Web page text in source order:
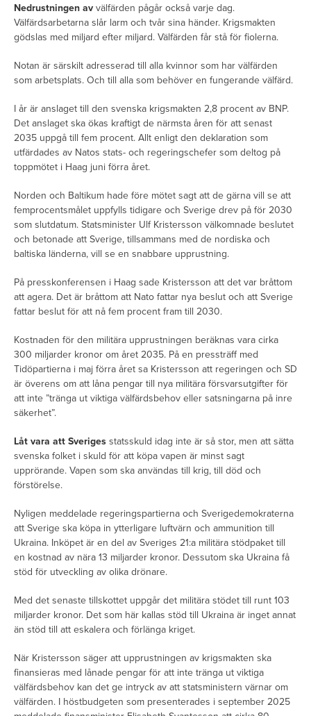
Nedrustningen av välfärden pågår också varje dag.
Välfärdsarbetarna slår larm och tvår sina händer. Krigsmakten
gödslas med miljard efter miljard. Välfärden får stå för fiolerna.
Notan är särskilt adresserad till alla kvinnor som har välfärden
som arbetsplats. Och till alla som behöver en fungerande välfärd.
I år är anslaget till den svenska krigsmakten 2,8 procent av BNP.
Det anslaget ska ökas kraftigt de närmsta åren för att senast
2035 uppgå till fem procent. Allt enligt den deklaration som
utfärdades av Natos stats- och regeringschefer som deltog på
toppmötet i Haag juni förra året.
Norden och Baltikum hade före mötet sagt att de gärna vill se att
femprocentsmålet uppfylls tidigare och Sverige drev på för 2030
som slutdatum. Statsminister Ulf Kristersson välkomnade beslutet
och betonade att Sverige, tillsammans med de nordiska och
baltiska länderna, vill se en snabbare upprustning.
På presskonferensen i Haag sade Kristersson att det var bråttom
att agera. Det är bråttom att Nato fattar nya beslut och att Sverige
fattar beslut för att nå fem procent fram till 2030.
Kostnaden för den militära upprustningen beräknas vara cirka
300 miljarder kronor om året 2035. På en pressträff med
Tidöpartierna i maj förra året sa Kristersson att regeringen och SD
är överens om att låna pengar till nya militära försvarsutgifter för
att inte ”tränga ut viktiga välfärdsbehov eller satsningarna på inre
säkerhet”.
Låt vara att Sveriges statsskuld idag inte är så stor, men att sätta
svenska folket i skuld för att köpa vapen är minst sagt
upprörande. Vapen som ska användas till krig, till död och
förstörelse.
Nyligen meddelade regeringspartierna och Sverigedemokraterna
att Sverige ska köpa in ytterligare luftvärn och ammunition till
Ukraina. Inköpet är en del av Sveriges 21:a militära stödpaket till
en kostnad av nära 13 miljarder kronor. Dessutom ska Ukraina få
stöd för utveckling av olika drönare.
Med det senaste tillskottet uppgår det militära stödet till runt 103
miljarder kronor. Det som här kallas stöd till Ukraina är inget annat
än stöd till att eskalera och förlänga kriget.
När Kristersson säger att upprustningen av krigsmakten ska
finansieras med lånade pengar för att inte tränga ut viktiga
välfärdsbehov kan det ge intryck av att statsministern värnar om
välfärden. I höstbudgeten som presenterades i september 2025